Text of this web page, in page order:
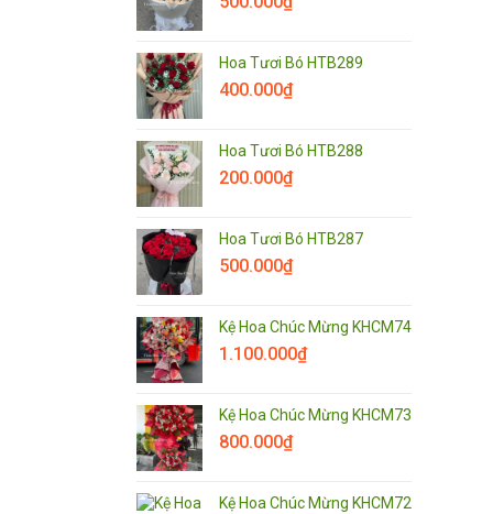
Hoa Tươi Bó HTB289
400.000₫
Hoa Tươi Bó HTB288
200.000₫
Hoa Tươi Bó HTB287
500.000₫
Kệ Hoa Chúc Mừng KHCM74
1.100.000₫
Kệ Hoa Chúc Mừng KHCM73
800.000₫
Kệ Hoa Chúc Mừng KHCM72